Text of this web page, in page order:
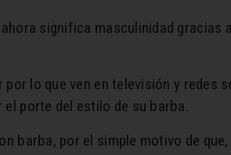
significa masculinidad gracias
lo que ven en televisión y redes
porte del estilo de su barba.
barba, por el simple motivo de